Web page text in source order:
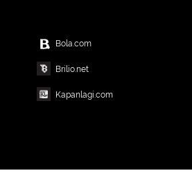
Bola.com
Brilio.net
Kapanlagi.com